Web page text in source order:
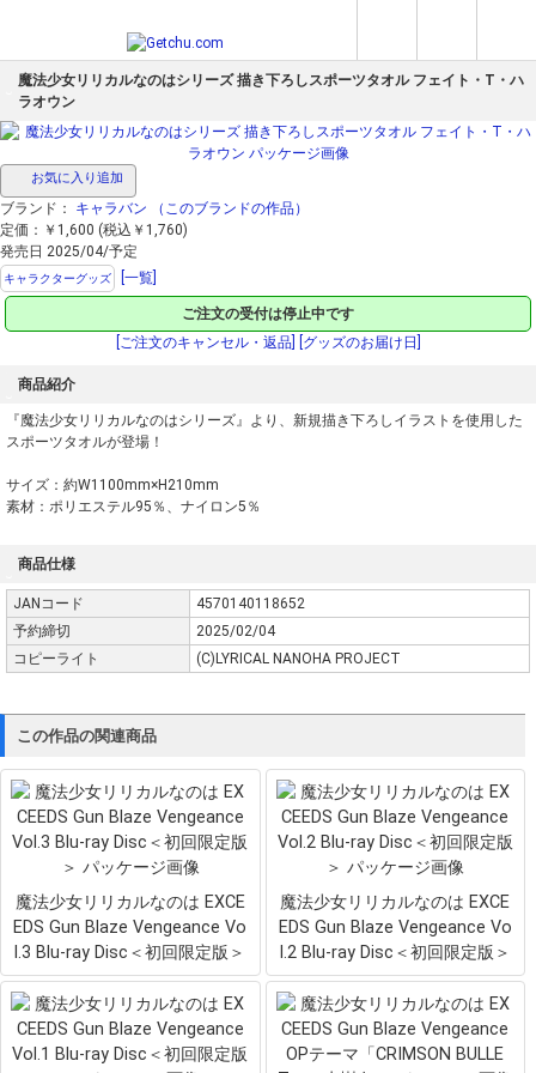
魔法少女リリカルなのはシリーズ 描き下ろしスポーツタオル フェイト・T・ハ
ラオウン
お気に入り追加
ブランド： キャラバン
（このブランドの作品）
定価：￥1,600 (税込￥1,760)
発売日 2025/04/予定
キャラクターグッズ [一覧]
ご注文の受付は停止中です
[ご注文のキャンセル・返品]
[グッズのお届け日]
商品紹介
『魔法少女リリカルなのはシリーズ』より、新規描き下ろしイラストを使用した
スポーツタオルが登場！
サイズ：約W1100mm×H210mm
素材：ポリエステル95％、ナイロン5％
商品仕様
JANコード
4570140118652
予約締切
2025/02/04
コピーライト
(C)LYRICAL NANOHA PROJECT
この作品の関連商品
魔法少女リリカルなのは EXCE
EDS Gun Blaze Vengeance Vo
l.3 Blu-ray Disc＜初回限定版＞
魔法少女リリカルなのは EXCE
EDS Gun Blaze Vengeance Vo
l.2 Blu-ray Disc＜初回限定版＞